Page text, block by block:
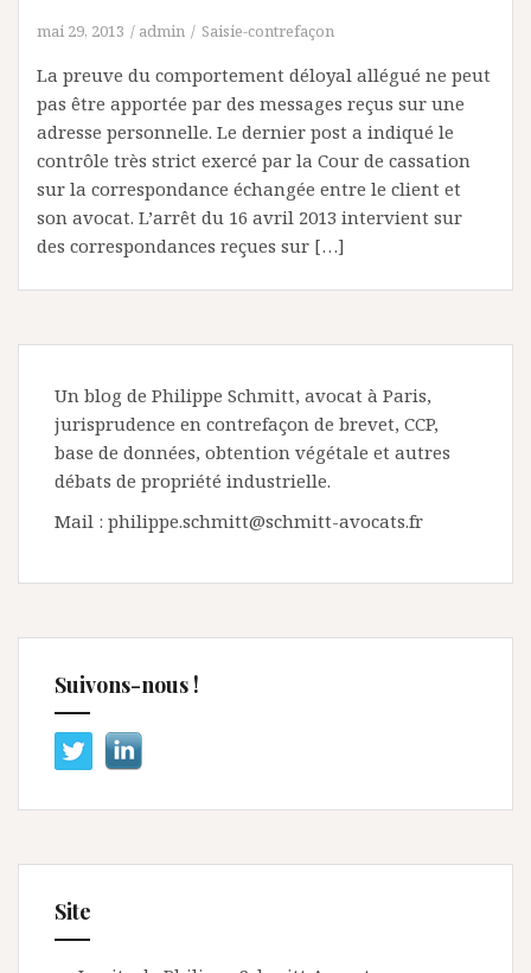
mai 29, 2013 admin Saisie-contrefaçon
La preuve du comportement déloyal allégué ne peut
pas être apportée par des messages reçus sur une
adresse personnelle. Le dernier post a indiqué le
contrôle très strict exercé par la Cour de cassation
sur la correspondance échangée entre le client et
son avocat. L’arrêt du 16 avril 2013 intervient sur
des correspondances reçues sur […]
Un blog de Philippe Schmitt, avocat à Paris,
jurisprudence en contrefaçon de brevet, CCP,
base de données, obtention végétale et autres
débats de propriété industrielle.
Mail : philippe.schmitt@schmitt-avocats.fr
Suivons-nous !
Site